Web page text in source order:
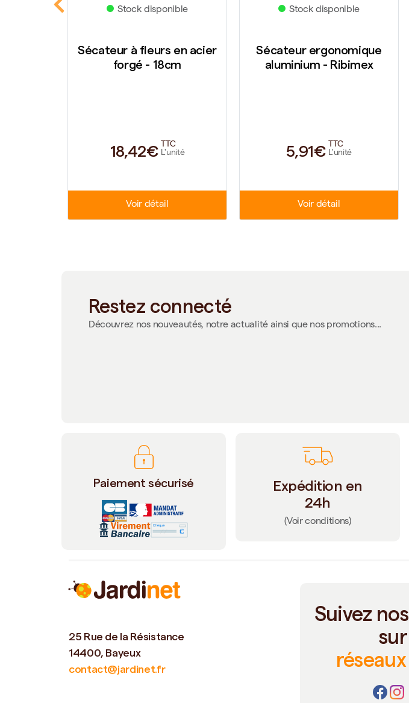
Stock disponible
Sécateur à fleurs en acier
forgé - 18cm
18,42€
TTC
L'unité
Voir détail
Stock disponible
Sécateur ergonomique
aluminium - Ribimex
5,91€
TTC
L'unité
Voir détail
Restez connecté
Découvrez nos nouveautés, notre actualité ainsi que nos promotions...
Paiement sécurisé
Expédition en
24h
(Voir conditions)
25 Rue de la Résistance
14400, Bayeux
contact@jardinet.fr
Suivez